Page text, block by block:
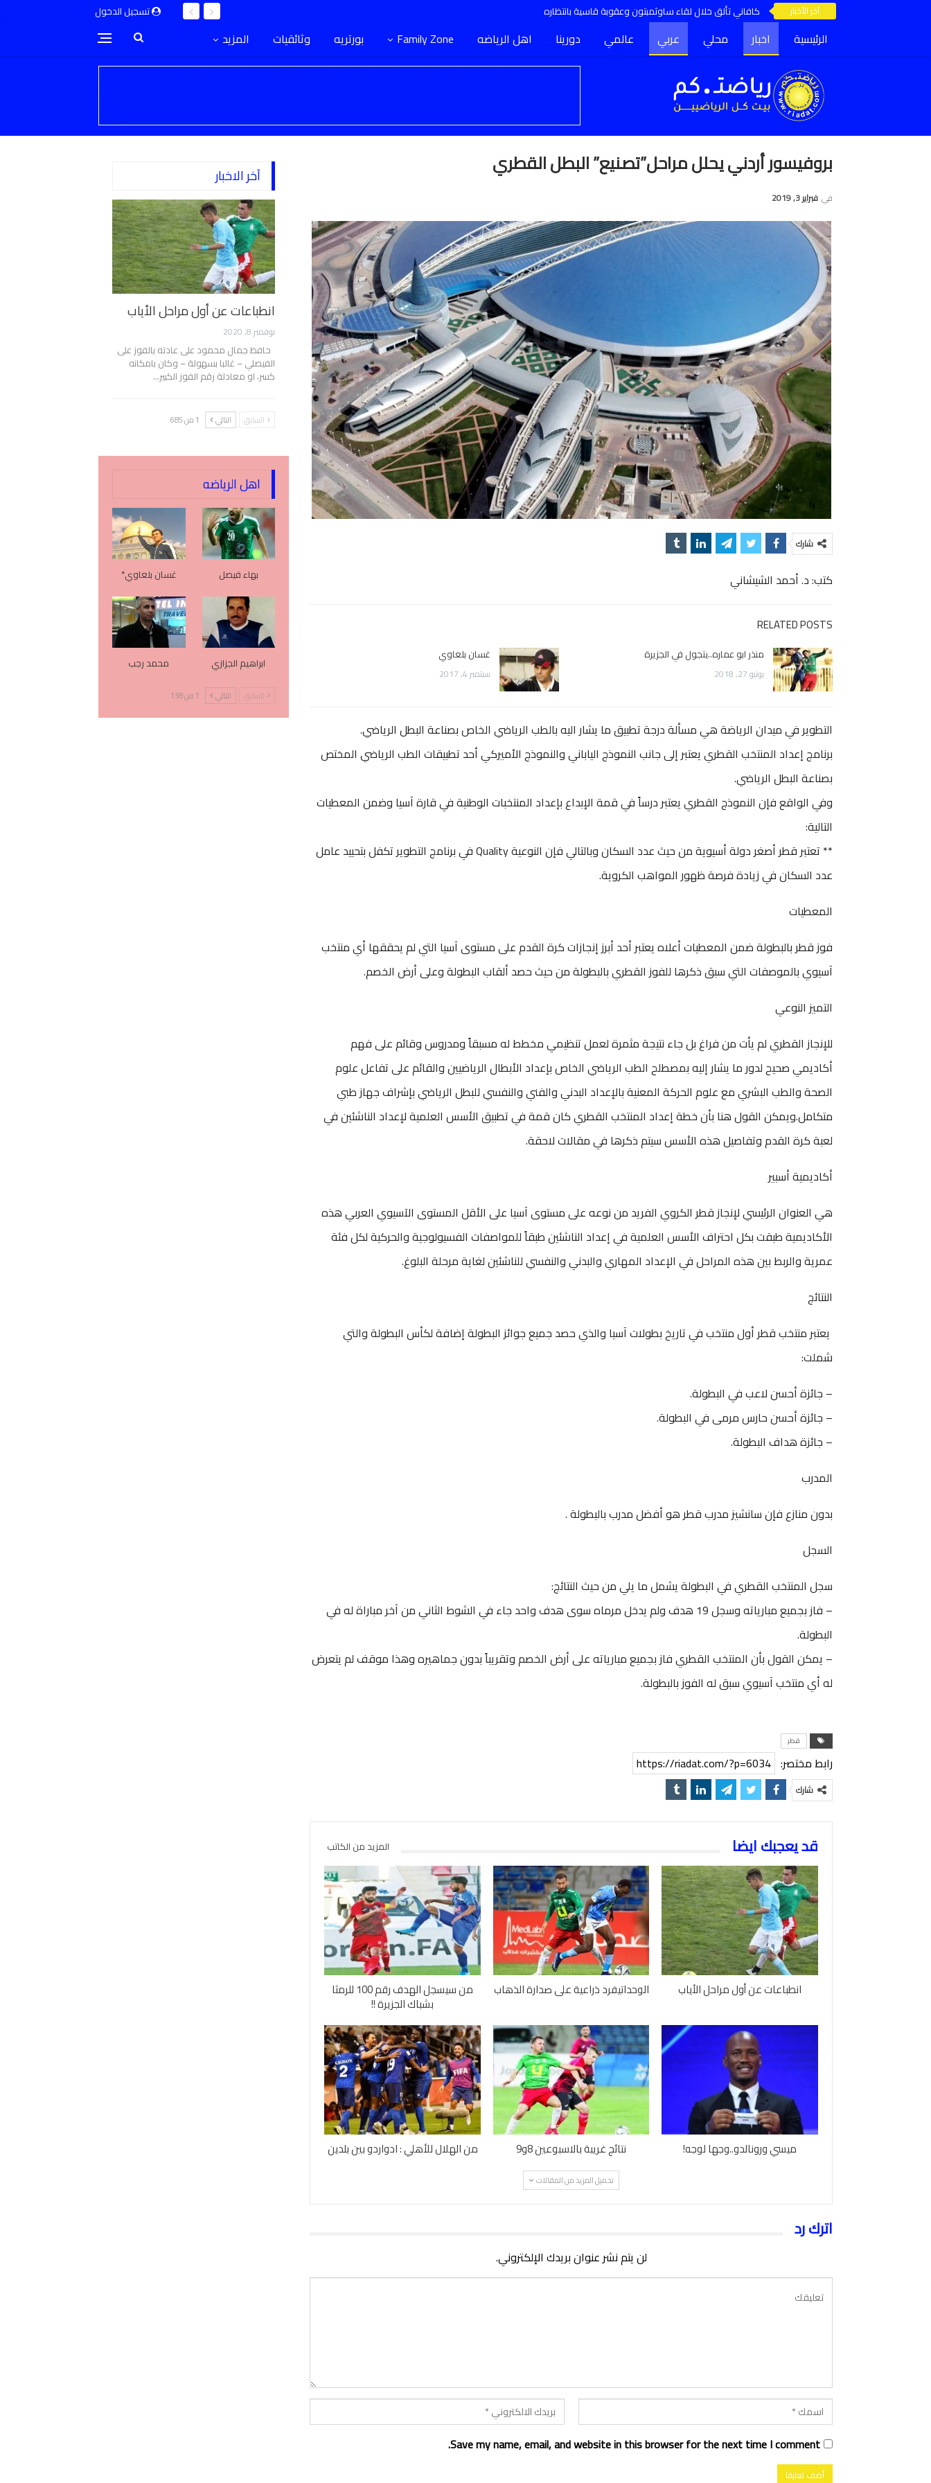
تسجيل الدخول آخر الأخبار كافاني تألق خلال لقاء ساوثمبتون وعقوبة قاسية بانتظاره
الرئيسية اخبار محلي عربي عالمي دورينا اهل الرياضه Family Zone بورتريه وثائقيات المزيد
بروفيسور أردني يحلل مراحل”تصنيع” البطل القطري
في فبراير 3, 2019
شارك
كتب: د. أحمد الشيشاني
RELATED POSTS
منذر ابو عماره..يتجول في الجزيرة
يونيو 27, 2018
غسان بلعاوي
سبتمبر 4, 2017
التطوير في ميدان الرياضة هي مسألة درجة تطبيق ما يشار اليه بالطب الرياضي الخاص بصناعة البطل الرياضي.
برنامج إعداد المنتخب القطري يعتبر إلى جانب النموذج الياباني والنموذج الأميركي أحد تطبيقات الطب الرياضي المختص
بصناعة البطل الرياضي.
وفي الواقع فإن النموذج القطري يعتبر درساً في قمة الإبداع بإعداد المنتخبات الوطنية في قارة آسيا وضمن المعطيات
التالية:
** تعتبر قطر أصغر دولة أسيوية من حيث عدد السكان وبالتالي فإن النوعية Quality في برنامج التطوير تكفل بتحييد عامل
عدد السكان في زيادة فرصة ظهور المواهب الكروية.
المعطيات
فوز قطر بالبطولة ضمن المعطيات أعلاه يعتبر أحد أبرز إنجازات كرة القدم على مستوى آسيا التي لم يحققها أي منتخب
آسيوي بالموصفات التي سبق ذكرها للفوز القطري بالبطولة من حيث حصد ألقاب البطولة وعلى أرض الخصم.
التميز النوعي
للإنجاز القطري لم يأت من فراغ بل جاء نتيجة مثمرة لعمل تنظيمي مخطط له مسبقاً ومدروس وقائم على فهم
أكاديمي صحيح لدور ما يشار إليه بمصطلح الطب الرياضي الخاص بإعداد الأبطال الرياضيين والقائم على تفاعل علوم
الصحة والطب البشري مع علوم الحركة المعنية بالإعداد البدني والفني والنفسي للبطل الرياضي بإشراف جهاز طبي
متكامل.ويمكن القول هنا بأن خطة إعداد المنتخب القطري كان قمة في تطبيق الأسس العلمية لإعداد الناشئين في
لعبة كرة القدم وتفاصيل هذه الأسس سيتم ذكرها في مقالات لاحقة.
أكاديمية أسبير
هي العنوان الرئيسي لإنجاز قطر الكروي الفريد من نوعه على مستوى آسيا على الأقل المستوى الآسيوي العربي هذه
الأكاديمية طبقت بكل احتراف الأسس العلمية في إعداد الناشئين طبقاً للمواصفات الفسيولوجية والحركية لكل فئة
عمرية والربط بين هذه المراحل في الإعداد المهاري والبدني والنفسي للناشئين لغاية مرحلة البلوغ.
النتائج
يعتبر منتخب قطر أول منتخب في تاريخ بطولات آسيا والذي حصد جميع جوائز البطولة إضافة لكأس البطولة والتي
شملت:
– جائزة أحسن لاعب في البطولة.
– جائزة أحسن حارس مرمى في البطولة.
– جائزة هداف البطولة.
المدرب
بدون منازع فإن سانشيز مدرب قطر هو أفضل مدرب بالبطولة .
السجل
سجل المنتخب القطري في البطولة يشمل ما يلي من حيث النتائج:
– فاز بجميع مبارياته وسجل 19 هدف ولم يدخل مرماه سوى هدف واحد جاء في الشوط الثاني من آخر مباراة له في
البطولة.
– يمكن القول بأن المنتخب القطري فاز بجميع مبارياته على أرض الخصم وتقريباً بدون جماهيره وهذا موقف لم يتعرض
له أي منتخب آسيوي سبق له الفوز بالبطولة.
قطر
رابط مختصر: https://riadat.com/?p=6034
شارك
قد يعجبك ايضا المزيد من الكاتب
انطباعات عن أول مراحل الأياب الوحداتيفرد ذراعية على صدارة الذهاب من سيسجل الهدف رقم 100 للرمثا
بشباك الجزيرة !!
ميسي ورونالدو..وجها لوجه! نتائج غريبة بالاسبوعين 8و9 من الهلال للأهلي : ادواردو بين بلدين
تحميل المزيد من المقالات
اترك رد
لن يتم نشر عنوان بريدك الإلكتروني.
Save my name, email, and website in this browser for the next time I comment.
آخر الاخبار
انطباعات عن أول مراحل الأياب
نوفمبر 8, 2020
حافظ جمال محمود على عادته بالفوز على
الفيصلي – غالبا بسهولة – وكان بامكانه
كسر، او معادلة رقم الفوز الكبير…
السابق التالي 1 من 685
اهل الرياضه
بهاء فيصل غسان بلعاوي*
ابراهيم الجزازي محمد رجب
السابق التالي 1 من 138